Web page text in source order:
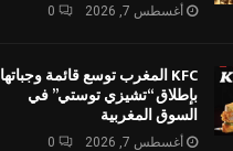
أغسطس 7, 2026 0
KFC المغرب توسع قائمة وجباتها
بإطلاق “تشيزي توستي” في
السوق المغربية
أغسطس 7, 2026 0